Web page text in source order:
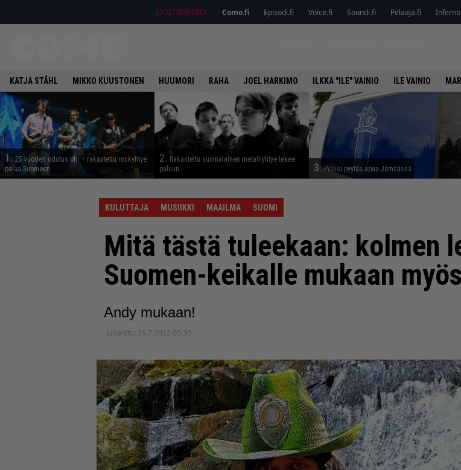
Como.fi Episodi.fi Voice.fi Soundi.fi Pelaaja.fi
KATJA STÅHL MIKKO KUUSTONEN HUUMORI RAHA JOEL HARKIMO ILKKA "ILE" VAINIO ILE VAINIO
1. 25 vuoden odotus ohi – rakastettu rockyhtye
palaa Suomeen
2. Rakastettu suomalainen metalliyhtye tekee
paluun
3.Poliisi pyytää apua Jämsässä
KULUTTAJA MUSIIKKI MAAILMA SUOMI
Mitä tästä tuleekaan: kolmen
Suomen-keikalle mukaan
Andy mukaan!
Julkaistu: 19.7.2022 00:30